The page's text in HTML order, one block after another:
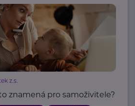
z.s.
znamená pro samoživitele?